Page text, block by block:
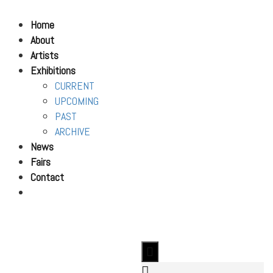
Home
About
Artists
Exhibitions
CURRENT
UPCOMING
PAST
ARCHIVE
News
Fairs
Contact